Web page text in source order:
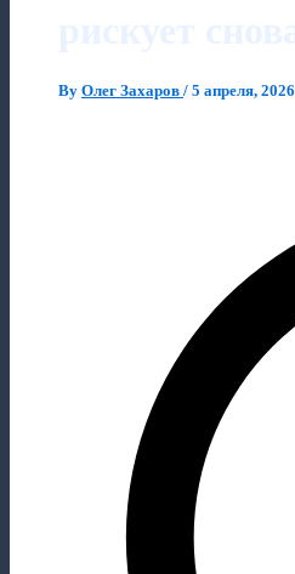
By Олег Захаров / 5 апреля, 2026